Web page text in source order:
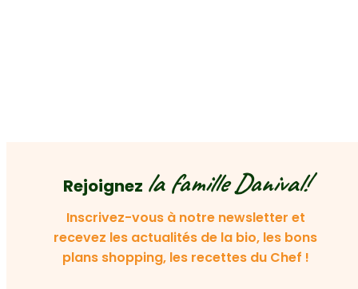
Rejoignez la famille Danival!
Inscrivez-vous à notre newsletter et
recevez les actualités de la bio, les bons
plans shopping, les recettes du Chef !